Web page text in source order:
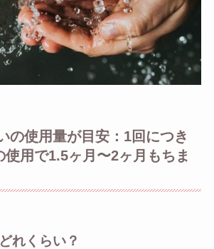
の使用量が目安：1回につき
用で1.5ヶ月〜2ヶ月もちま
れくらい？